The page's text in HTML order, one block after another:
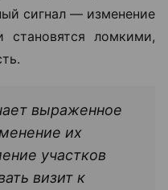
сигнал — изменение
становятся ломкими,
выраженное
их
участков
визит к